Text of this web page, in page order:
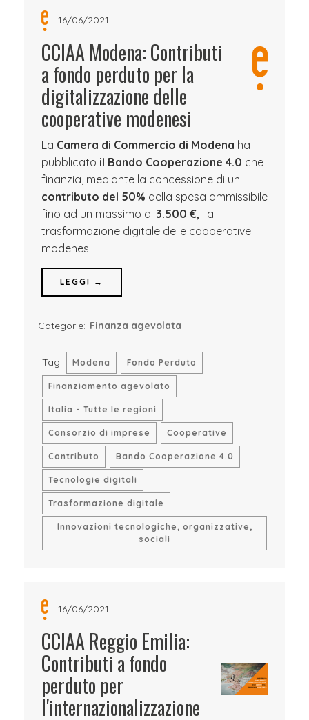
16/06/2021
CCIAA Modena: Contributi
a fondo perduto per la
digitalizzazione delle
cooperative modenesi
La Camera di Commercio di Modena ha
pubblicato il Bando Cooperazione 4.0 che
finanzia, mediante la concessione di un
contributo del 50% della spesa ammissibile
fino ad un massimo di 3.500 €, la
trasformazione digitale delle cooperative
modenesi.
LEGGI →
Categorie: Finanza agevolata
Tag: Modena Fondo Perduto
Finanziamento agevolato
Italia - Tutte le regioni
Consorzio di imprese Cooperative
Contributo Bando Cooperazione 4.0
Tecnologie digitali
Trasformazione digitale
Innovazioni tecnologiche, organizzative,
sociali
16/06/2021
CCIAA Reggio Emilia:
Contributi a fondo
perduto per
l'internazionalizzazione